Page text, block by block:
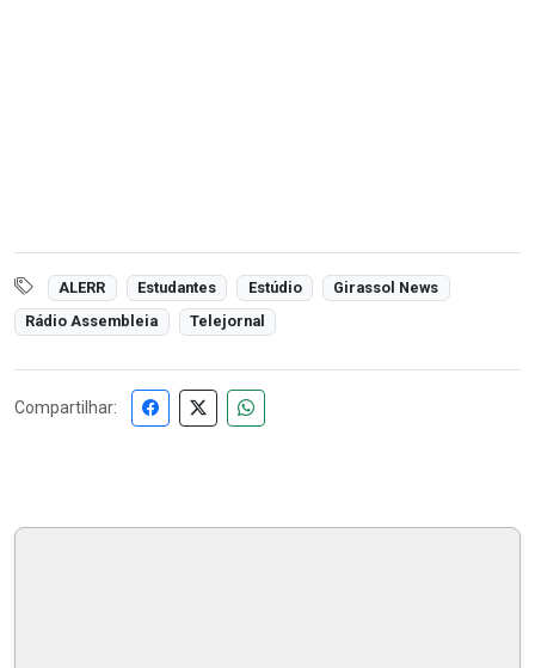
ALERR Estudantes Estúdio
Girassol News
Rádio Assembleia
Telejornal
Compartilhar: